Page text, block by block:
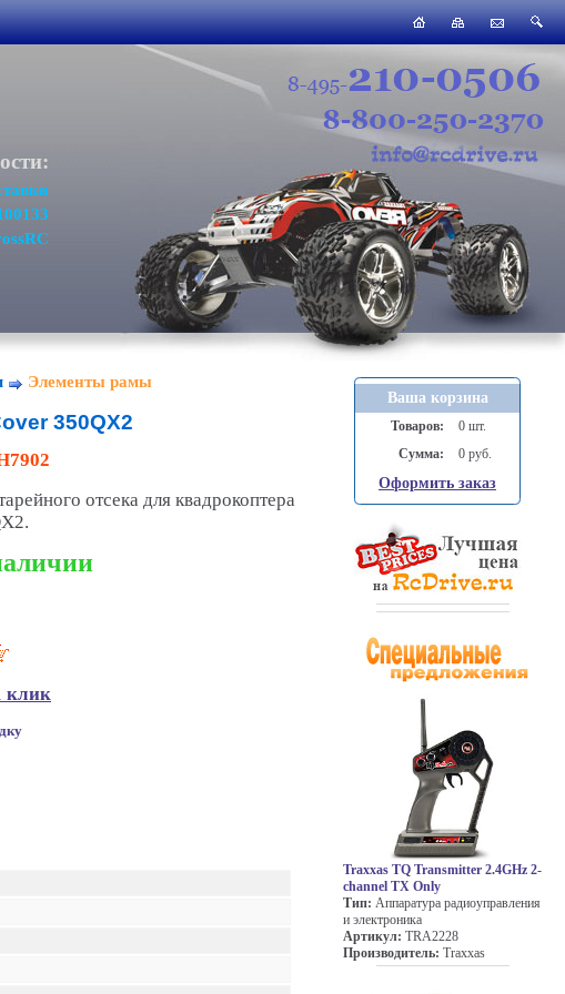
Элементы рамы
350QX2
отсека для квадрокоптера
клик
Ваша корзина
Товаров:
0 шт.
Сумма:
0 руб.
Оформить заказ
Traxxas TQ Transmitter 2.4GHz 2-
channel TX Only
Тип: Аппаратура радиоуправления
и электроника
Артикул: TRA2228
Производитель: Traxxas